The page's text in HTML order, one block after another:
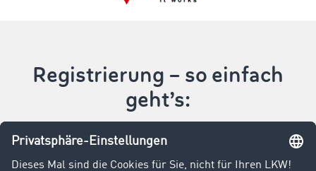
Registrierung – so einfach
geht’s:
Registrierung